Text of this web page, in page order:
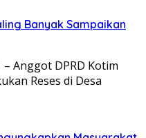
Banyak Sampaikan
– Anggot DPRD Kotim
Reses di Desa